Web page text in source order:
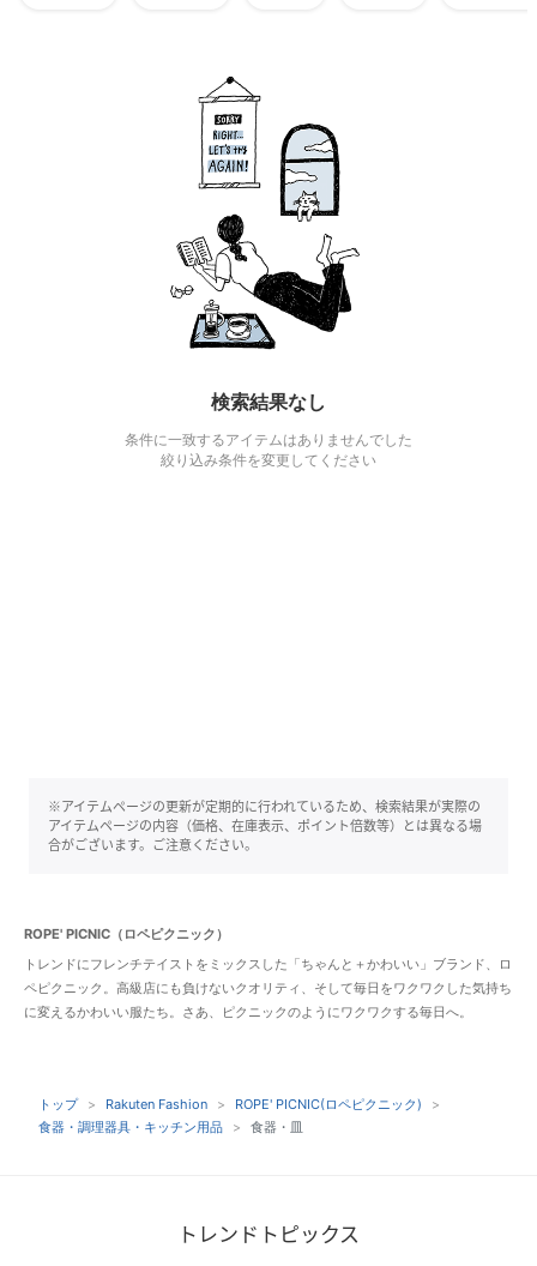
検索結果なし
条件に一致するアイテムはありませんでした
絞り込み条件を変更してください
※アイテムページの更新が定期的に行われているため、検索結果が実際の
アイテムページの内容（価格、在庫表示、ポイント倍数等）とは異なる場
合がございます。ご注意ください。
ROPE' PICNIC（ロペピクニック）
トレンドにフレンチテイストをミックスした「ちゃんと＋かわいい」ブランド、ロ
ペピクニック。高級店にも負けないクオリティ、そして毎日をワクワクした気持ち
に変えるかわいい服たち。さあ、ピクニックのようにワクワクする毎日へ。
トップ Rakuten Fashion
ROPE' PICNIC(ロペピクニック)
食器・調理器具・キッチン用品
食器・皿
トレンドトピックス